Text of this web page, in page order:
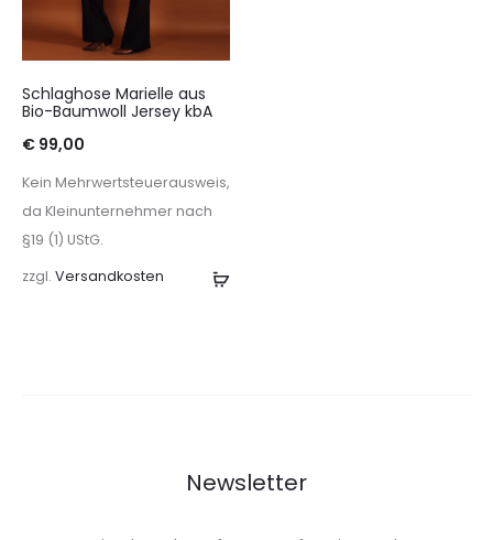
Ausführung
Schlaghose Marielle aus
Bio-Baumwoll Jersey kbA
€ 99,00
Kein Mehrwertsteuerausweis,
da Kleinunternehmer nach
§19 (1) UStG.
zzgl. Versandkosten
Newsletter